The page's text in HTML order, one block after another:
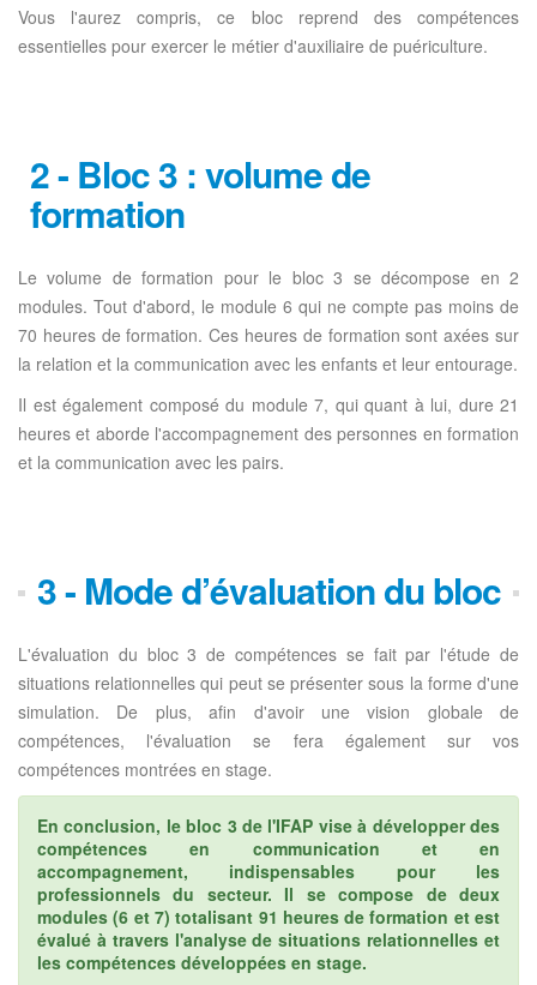
Vous l'aurez compris, ce bloc reprend des compétences
essentielles pour exercer le métier d'auxiliaire de puériculture.
2 - Bloc 3 : volume de
formation
Le volume de formation pour le bloc 3 se décompose en 2
modules. Tout d'abord, le module 6 qui ne compte pas moins de
70 heures de formation. Ces heures de formation sont axées sur
la relation et la communication avec les enfants et leur entourage.
Il est également composé du module 7, qui quant à lui, dure 21
heures et aborde l'accompagnement des personnes en formation
et la communication avec les pairs.
3 - Mode d’évaluation du bloc
L'évaluation du bloc 3 de compétences se fait par l'étude de
situations relationnelles qui peut se présenter sous la forme d'une
simulation. De plus, afin d'avoir une vision globale de
compétences, l'évaluation se fera également sur vos
compétences montrées en stage.
En conclusion, le bloc 3 de l'IFAP vise à développer des
compétences en communication et en
accompagnement, indispensables pour les
professionnels du secteur. Il se compose de deux
modules (6 et 7) totalisant 91 heures de formation et est
évalué à travers l'analyse de situations relationnelles et
les compétences développées en stage.